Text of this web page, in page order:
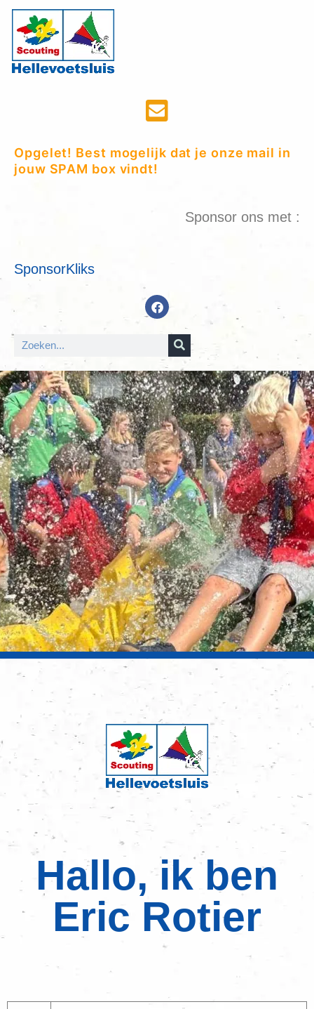
Opgelet! Best mogelijk dat je onze mail in
jouw SPAM box vindt!
Sponsor ons met :
SponsorKliks
Hallo, ik ben
Eric Rotier